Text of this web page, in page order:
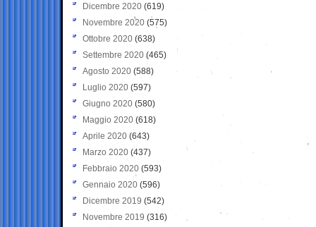
Dicembre 2020 (619)
Novembre 2020 (575)
Ottobre 2020 (638)
Settembre 2020(465)
Agosto 2020 (588)
Luglio 2020 (597)
Giugno 2020 (580)
Maggio 2020 (618)
Aprile 2020 (643)
Marzo 2020 (437)
Febbraio 2020 (593)
Gennaio 2020 (596)
Dicembre 2019 (542)
Novembre 2019 (316)